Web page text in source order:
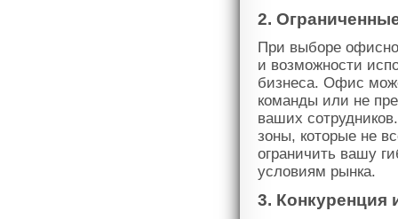
2.
При выборе
и возможности
бизнеса. Офис
команды или не
ваших
зоны, которые не
ограничить вашу
условиям рынка.
3. Конкуренция